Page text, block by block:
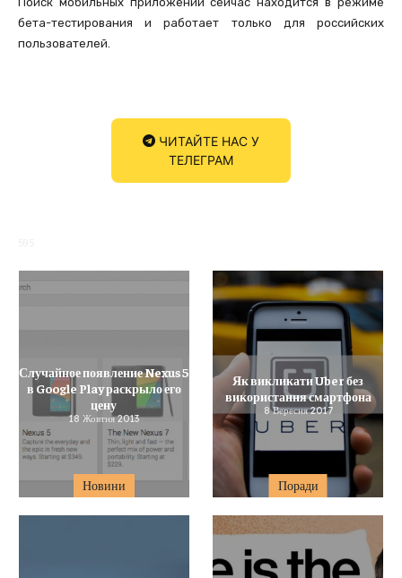
бета-тестирования и работает только для российских
пользователей.
ЧИТАЙТЕ НАС У
ТЕЛЕГРАМ
Новини
Случайное появление Nexus 5
в Google Play раскрыло его
цену
18 Жовтня 2013
Поради
Як викликати Uber без
використання смартфона
8 Вересня 2017